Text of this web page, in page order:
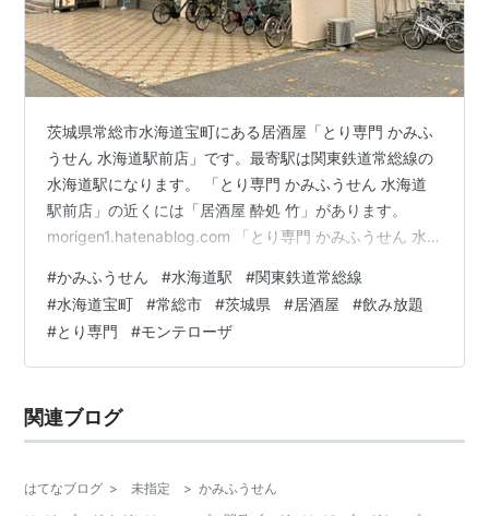
茨城県常総市水海道宝町にある居酒屋「とり専門 かみふ
うせん 水海道駅前店」です。最寄駅は関東鉄道常総線の
水海道駅になります。 「とり専門 かみふうせん 水海道
駅前店」の近くには「居酒屋 酔処 竹」があります。
morigen1.hatenablog.com 「とり専門 かみふうせん 水
仕事帰りに水海道駅周辺で食事をしようと水海道駅に途
中下車。周辺を探していると「かみふうせん」と書かれ
た看板が気になり、今日はここで夕食をいただくこと
に。 とり専門 かみふうせん 水海道駅前店 店舗外観 とり
#かみふうせん #水海道駅 #関東鉄道常総線
#水海道宝町 #常総市 #茨城県 #居酒屋 #飲み放題
#とり専門 #モンテローザ
関連ブログ
はてなブログ > 未指定 > かみふうせん